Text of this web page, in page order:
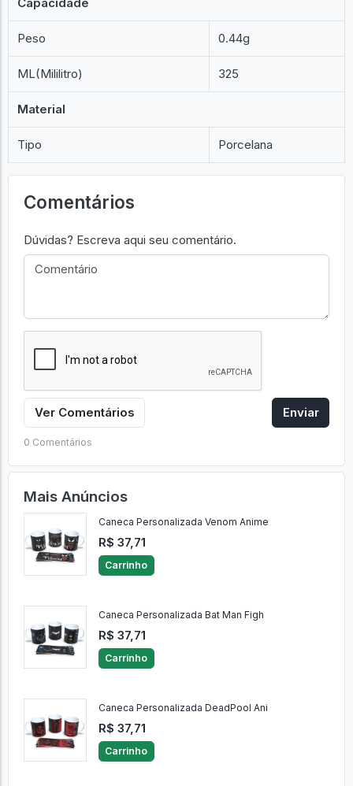
Capacidade
Peso 0.44g
ML(Mililitro) 325
Material
Tipo Porcelana
Comentários
Dúvidas? Escreva aqui seu comentário.
Ver Comentários Enviar
0 Comentários
Mais Anúncios
Caneca Personalizada Venom Anime
R$ 37,71
Carrinho
Caneca Personalizada Bat Man Figh
R$ 37,71
Carrinho
Caneca Personalizada DeadPool Ani
R$ 37,71
Carrinho